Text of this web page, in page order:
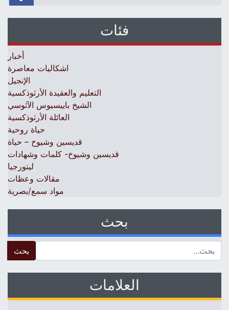
فئات
أخبار
اشكاليات معاصرة
الإنجيل
التعليم والعقيدة الأرثوذكسية
الشيخ باييسيوس الآثوسي
العائلة الأرثوذكسية
حياة روحية
قديسين وشيوخ – حياة
قديسين وشيوخ- كلمات وشهادات
ليتورجيا
مقالات وعظات
مواد سمع/بصرية
بحث
العلامات